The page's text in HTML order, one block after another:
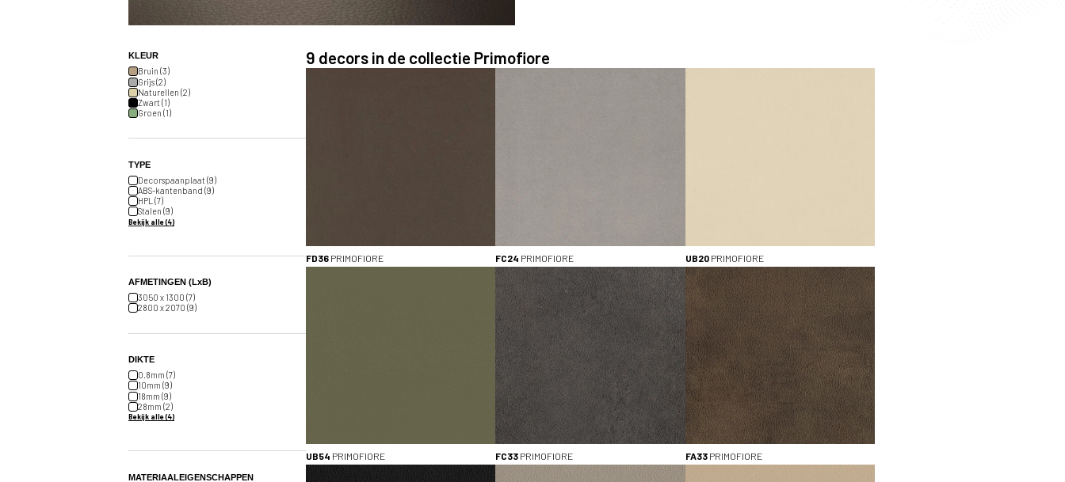
KLEUR
Bruin (3)
Grijs (2)
Naturellen (2)
Zwart (1)
Groen (1)
TYPE
Decorspaanplaat (9)
ABS-kantenband (9)
HPL (7)
Stalen (9)
Bekijk alle (4)
AFMETINGEN (LxB)
3050 x 1300 (7)
2800 x 2070 (9)
DIKTE
0.8mm (7)
10mm (9)
18mm (9)
28mm (2)
Bekijk alle (4)
MATERIAALEIGENSCHAPPEN
Filter resultaten
ABS-kantenband (9)
AFMETINGEN (LxB)
3050 x 1300 (7)
2800 x 2070 (9)
0.8mm (7)
10mm (9)
28mm (2)
Bekijk alle (4)
9 decors in de collectie Primofiore
FD36PRIMOFIORE FC24 PRIMOFIORE UB20PRIMOFIORE
UB54 PRIMOFIORE FC33 PRIMOFIORE FA33PRIMOFIORE